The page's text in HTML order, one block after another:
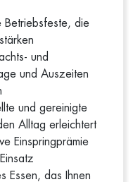
Betriebsfeste, die
und
und Auszeiten
und gereinigte
Alltag erleichtert
Einspringprämie
Essen, das Ihnen